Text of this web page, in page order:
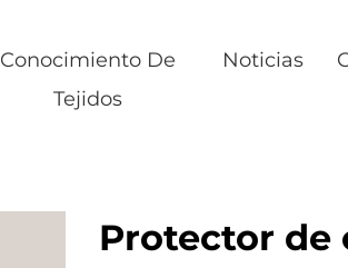
Conocimiento De
Tejidos
Noticias
Protector de